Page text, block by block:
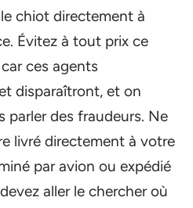
chiot directement à
Évitez à tout prix ce
ces agents
disparaîtront, et on
parler des fraudeurs. Ne
livré directement à votre
par avion ou expédié
aller le chercher où